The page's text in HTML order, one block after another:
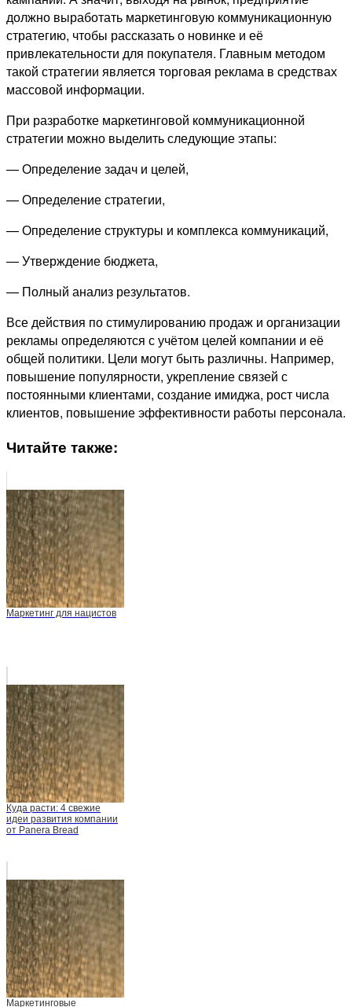
должно выработать маркетинговую коммуникационную
стратегию, чтобы рассказать о новинке и её
привлекательности для покупателя. Главным методом
такой стратегии является торговая реклама в средствах
массовой информации.
При разработке маркетинговой коммуникационной
стратегии можно выделить следующие этапы:
— Определение задач и целей,
— Определение стратегии,
— Определение структуры и комплекса коммуникаций,
— Утверждение бюджета,
— Полный анализ результатов.
Все действия по стимулированию продаж и организации
рекламы определяются с учётом целей компании и её
общей политики. Цели могут быть различны. Например,
повышение популярности, укрепление связей с
постоянными клиентами, создание имиджа, рост числа
клиентов, повышение эффективности работы персонала.
Читайте также:
Маркетинг для нацистов
Куда расти: 4 свежие
идеи развития компании
от Panera Bread
Маркетинговые